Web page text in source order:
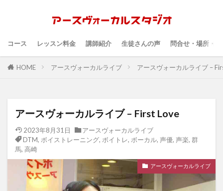
コース レッスン料金 講師紹介 生徒さんの声 問合せ・場所・
HOME アースヴォーカルライブ アースヴォーカルライブ –
アースヴォーカルライブ – First Love
2023年8月31日
アースヴォーカルライブ
DTM, ボイストレーニング, ボイトレ, ボーカル, 声優, 声楽, 群
馬, 高崎
アースヴォーカルライブ